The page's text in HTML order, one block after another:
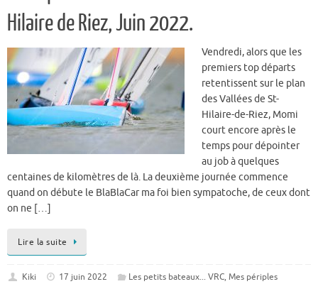
Hilaire de Riez, Juin 2022.
Vendredi, alors que les
premiers top départs
retentissent sur le plan
des Vallées de St-
Hilaire-de-Riez, Momi
court encore après le
temps pour dépointer
au job à quelques
centaines de kilomètres de là. La deuxième journée commence
quand on débute le BlaBlaCar ma foi bien sympatoche, de ceux dont
on ne […]
Lire la suite
Kiki 17 juin 2022 Les petits bateaux... VRC, Mes périples